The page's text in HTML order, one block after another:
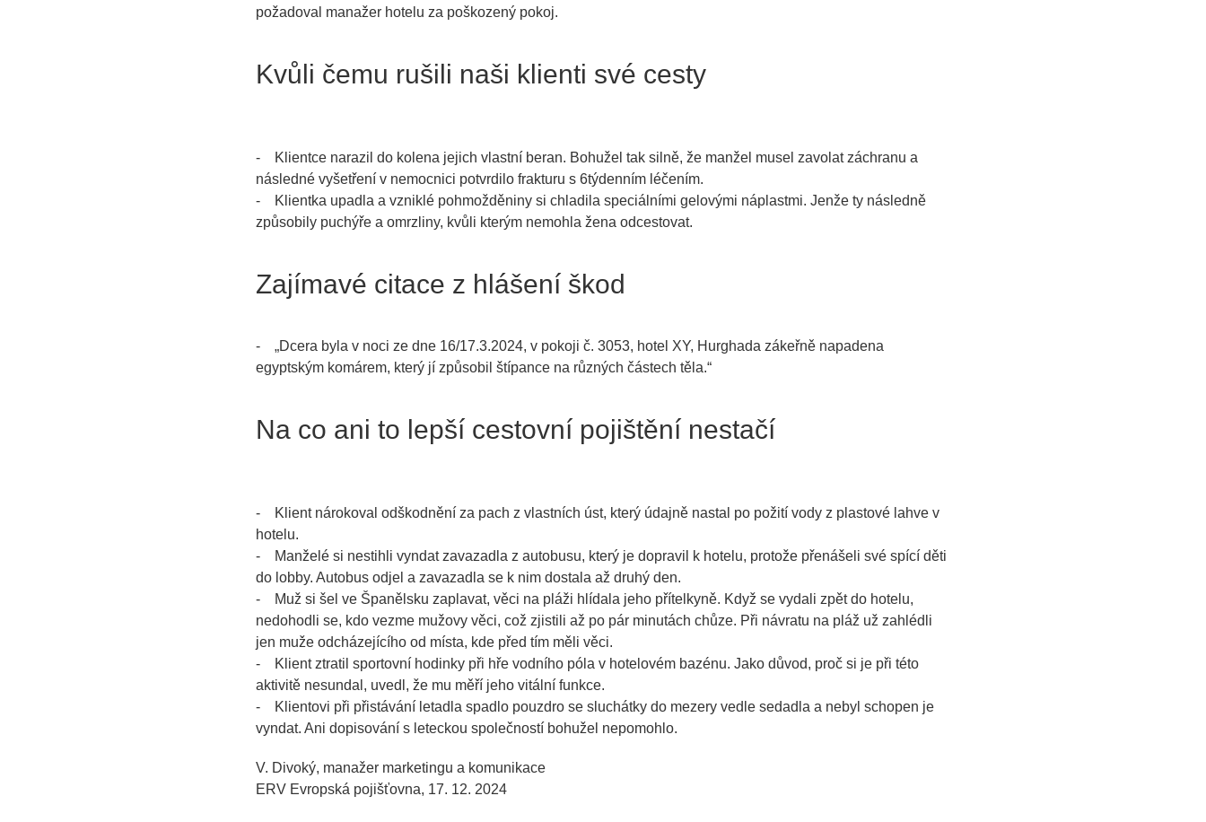
požadoval manažer hotelu za poškozený pokoj.
Kvůli čemu rušili naši klienti své cesty
- Klientce narazil do kolena jejich vlastní beran. Bohužel tak silně, že manžel musel zavolat záchranu a
následné vyšetření v nemocnici potvrdilo frakturu s 6týdenním léčením.
- Klientka upadla a vzniklé pohmožděniny si chladila speciálními gelovými náplastmi. Jenže ty následně
způsobily puchýře a omrzliny, kvůli kterým nemohla žena odcestovat.
Zajímavé citace z hlášení škod
- „Dcera byla v noci ze dne 16/17.3.2024, v pokoji č. 3053, hotel XY, Hurghada zákeřně napadena
egyptským komárem, který jí způsobil štípance na různých částech těla.“
Na co ani to lepší cestovní pojištění nestačí
- Klient nárokoval odškodnění za pach z vlastních úst, který údajně nastal po požití vody z plastové lahve v
hotelu.
- Manželé si nestihli vyndat zavazadla z autobusu, který je dopravil k hotelu, protože přenášeli své spící děti
do lobby. Autobus odjel a zavazadla se k nim dostala až druhý den.
- Muž si šel ve Španělsku zaplavat, věci na pláži hlídala jeho přítelkyně. Když se vydali zpět do hotelu,
nedohodli se, kdo vezme mužovy věci, což zjistili až po pár minutách chůze. Při návratu na pláž už zahlédli
jen muže odcházejícího od místa, kde před tím měli věci.
- Klient ztratil sportovní hodinky při hře vodního póla v hotelovém bazénu. Jako důvod, proč si je při této
aktivitě nesundal, uvedl, že mu měří jeho vitální funkce.
- Klientovi při přistávání letadla spadlo pouzdro se sluchátky do mezery vedle sedadla a nebyl schopen je
vyndat. Ani dopisování s leteckou společností bohužel nepomohlo.
V. Divoký, manažer marketingu a komunikace
ERV Evropská pojišťovna, 17. 12. 2024